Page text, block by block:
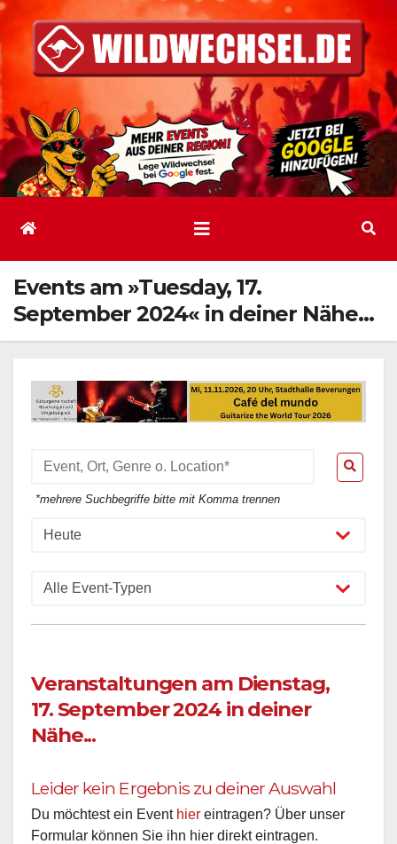
Inhalt
springen
Events am »Tuesday, 17.
September 2024« in deiner Nähe…
*mehrere Suchbegriffe bitte mit Komma trennen
Veranstaltungen am Dienstag,
17. September 2024 in deiner
Nähe...
Leider kein Ergebnis zu deiner Auswahl
Du möchtest ein Event hier eintragen? Über unser
Formular können Sie ihn hier direkt eintragen.